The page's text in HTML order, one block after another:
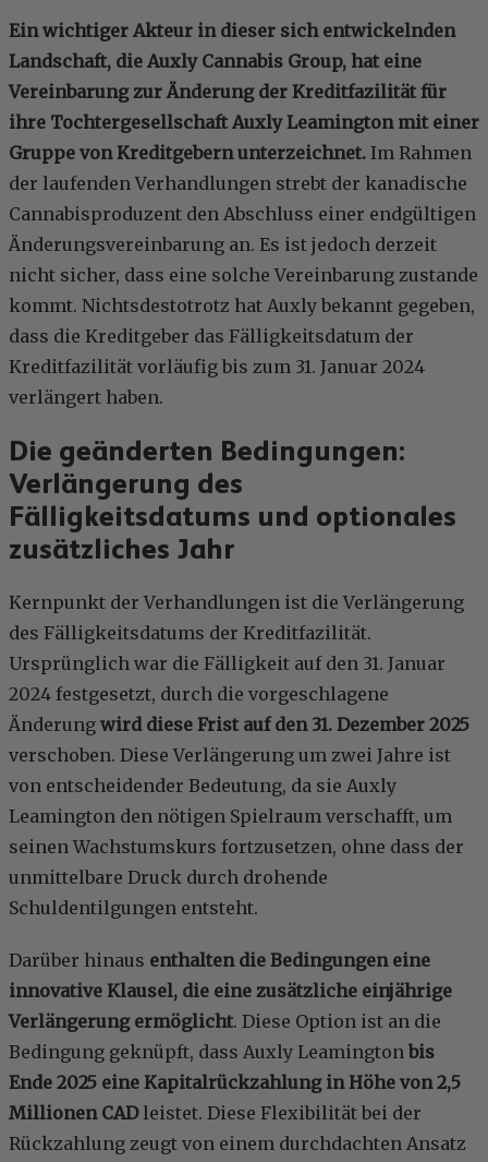
Ein wichtiger Akteur in dieser sich entwickelnden
Landschaft, die Auxly Cannabis Group, hat eine
Vereinbarung zur Änderung der Kreditfazilität für
ihre Tochtergesellschaft Auxly Leamington mit einer
Gruppe von Kreditgebern unterzeichnet. Im Rahmen
der laufenden Verhandlungen strebt der kanadische
Cannabisproduzent den Abschluss einer endgültigen
Änderungsvereinbarung an. Es ist jedoch derzeit
nicht sicher, dass eine solche Vereinbarung zustande
kommt. Nichtsdestotrotz hat Auxly bekannt gegeben,
dass die Kreditgeber das Fälligkeitsdatum der
Kreditfazilität vorläufig bis zum 31. Januar 2024
verlängert haben.
Die geänderten Bedingungen:
Verlängerung des
Fälligkeitsdatums und optionales
zusätzliches Jahr
Kernpunkt der Verhandlungen ist die Verlängerung
des Fälligkeitsdatums der Kreditfazilität.
Ursprünglich war die Fälligkeit auf den 31. Januar
2024 festgesetzt, durch die vorgeschlagene
Änderung wird diese Frist auf den 31. Dezember 2025
verschoben. Diese Verlängerung um zwei Jahre ist
von entscheidender Bedeutung, da sie Auxly
Leamington den nötigen Spielraum verschafft, um
seinen Wachstumskurs fortzusetzen, ohne dass der
unmittelbare Druck durch drohende
Schuldentilgungen entsteht.
Darüber hinaus enthalten die Bedingungen eine
innovative Klausel, die eine zusätzliche einjährige
Verlängerung ermöglicht. Diese Option ist an die
Bedingung geknüpft, dass Auxly Leamingtonbis
Ende 2025 eine Kapitalrückzahlung in Höhe von 2,5
Millionen CADleistet. Diese Flexibilität bei der
Rückzahlung zeugt von einem durchdachten Ansatz